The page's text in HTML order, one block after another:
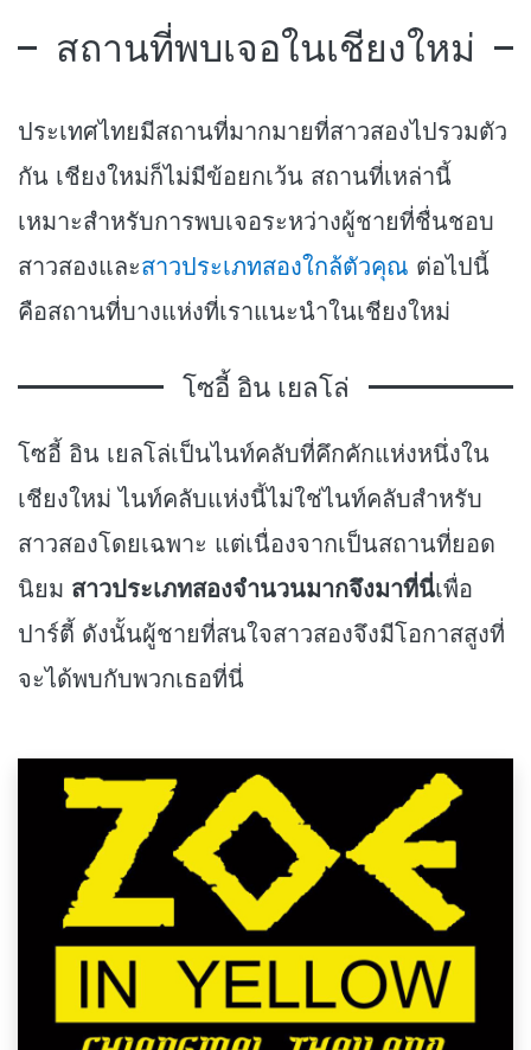
สถานที่พบเจอในเชียงใหม่
ประเทศไทยมีสถานที่มากมายที่สาวสองไปรวมตัว
กัน เชียงใหม่ก็ไม่มีข้อยกเว้น สถานที่เหล่านี้
เหมาะสำหรับการพบเจอระหว่างผู้ชายที่ชื่นชอบ
สาวสองและสาวประเภทสองใกล้ตัวคุณ ต่อไปนี้
คือสถานที่บางแห่งที่เราแนะนำในเชียงใหม่
โซอี้ อิน เยลโล่
โซอี้ อิน เยลโล่เป็นไนท์คลับที่คึกคักแห่งหนึ่งใน
เชียงใหม่ ไนท์คลับแห่งนี้ไม่ใช่ไนท์คลับสำหรับ
สาวสองโดยเฉพาะ แต่เนื่องจากเป็นสถานที่ยอด
นิยม สาวประเภทสองจำนวนมากจึงมาที่นี่เพื่อ
ปาร์ตี้ ดังนั้นผู้ชายที่สนใจสาวสองจึงมีโอกาสสูงที่
จะได้พบกับพวกเธอที่นี่